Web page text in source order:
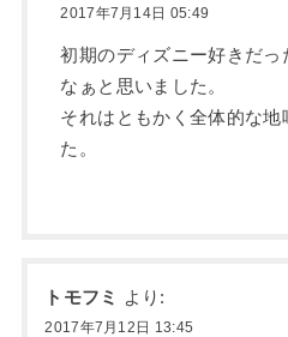
2017年7月14日 05:49
初期のディズニー好きだ
なぁと思いました。
それはともかく全体的な地
た。
トモフミ より:
2017年7月12日 13:45